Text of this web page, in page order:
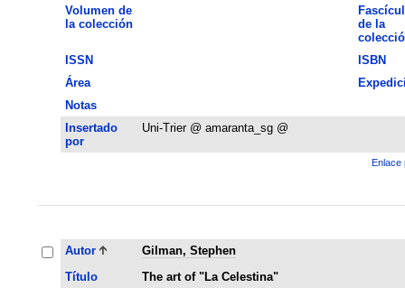
Volumen de
la colección
de la
ISSN
ISBN
Área
Notas
Insertado
por
Uni-Trier @ amaranta_sg @
Enlace
Autor
Gilman, Stephen
Título
The art of "La Celestina"